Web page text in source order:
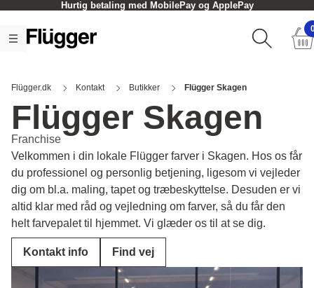
Hurtig betaling med MobilePay og ApplePay
Flügger.dk Kontakt Butikker Flügger Skagen
Flügger Skagen
Franchise
Velkommen i din lokale Flügger farver i Skagen. Hos os får
du professionel og personlig betjening, ligesom vi vejleder
dig om bl.a. maling, tapet og træbeskyttelse. Desuden er vi
altid klar med råd og vejledning om farver, så du får den
helt farvepalet til hjemmet. Vi glæder os til at se dig.
Kontakt info Find vej